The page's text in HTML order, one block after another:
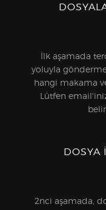
İlk aşamada
yoluyla
hangi makama
Lütfen
DOSYA
2nci aşamada,